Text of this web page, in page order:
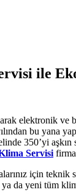
ile
elektronik
bu yana
350’yi
Servisi
için
ya da yeni tüm